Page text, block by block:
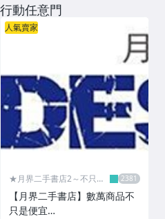
行動任意門
人氣賣家
★月界二手書店2～不只是
【月界二手書店】數萬商品不
只是便宜…